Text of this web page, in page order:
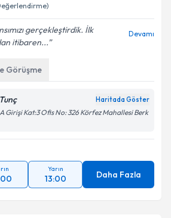
gerçekleştirdik. İlk
itibaren...
Devamı
Görüşme
Haritada Göster
Girişi Kat:3 Ofis No: 326 Körfez Mahallesi Berk
Yarın
13:00 Daha Fazla